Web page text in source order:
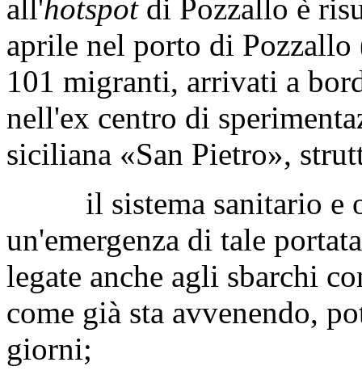
all'hotspotdi Pozzallo è
aprile nel porto di Pozzallo
101 migranti, arrivati a
nell'ex centro di
siciliana «San Pietro»,
il sistema sanitario e
un'emergenza di tale
legate anche agli sbarchi
come già sta avvenendo,
giorni;